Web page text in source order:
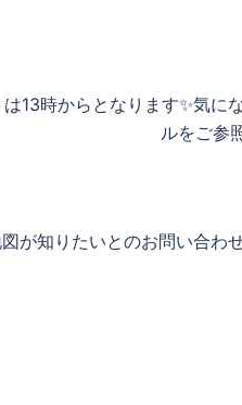
13時からとなります✨気
ルをご参
が知りたいとのお問い合わ